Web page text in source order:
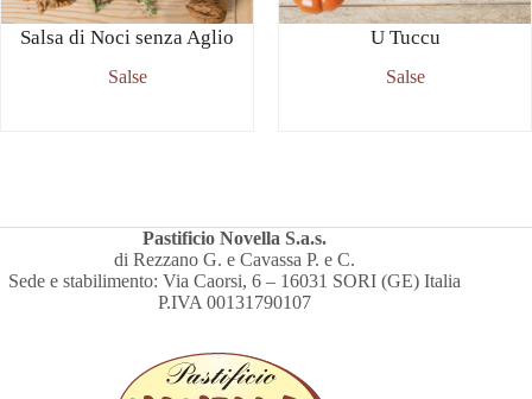
Salsa di Noci senza Aglio
Salse
U Tuccu
Salse
Pastificio Novella S.a.s.
di Rezzano G. e Cavassa P. e C.
Sede e stabilimento: Via Caorsi, 6 – 16031 SORI (GE) Italia
P.IVA 00131790107